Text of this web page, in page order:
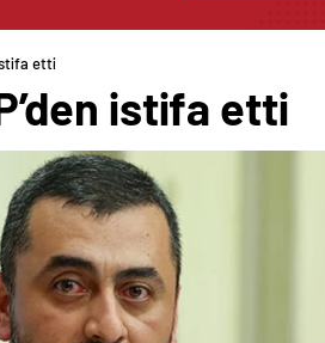
etti
istifa etti